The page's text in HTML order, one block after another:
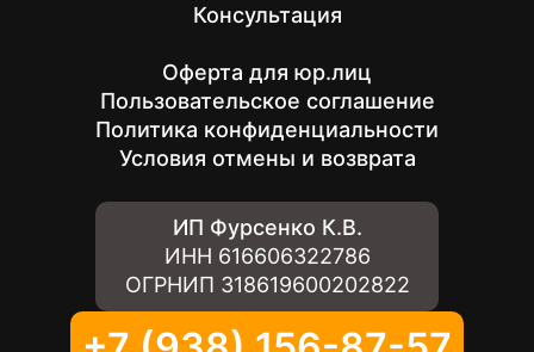
Консультация
Оферта для юр.лиц
Пользовательское соглашение
Политика конфиденциальности
Условия отмены и возврата
ИП Фурсенко К.В.
ИНН 616606322786
ОГРНИП 318619600202822